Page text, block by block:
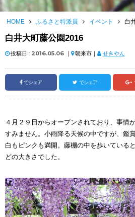
HOME ふるさと特派員 イベント 白
白井大町藤公園2016
投稿日 : 2016.05.06 ｜ 朝来市｜ せきやん
でシェア でシェア
４月２９日からオープンされており、事情
すみません。小雨降る天候の中ですが、鑑
白もピンクも満開。藤棚の中を歩いている
どの大きさでした。